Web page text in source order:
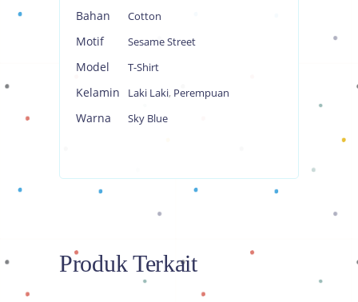
Bahan Cotton
Motif Sesame Street
Model T-Shirt
Kelamin Laki Laki, Perempuan
Warna Sky Blue
Produk Terkait